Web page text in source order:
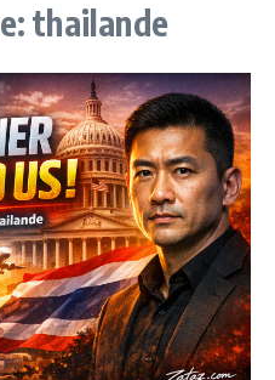
thailande